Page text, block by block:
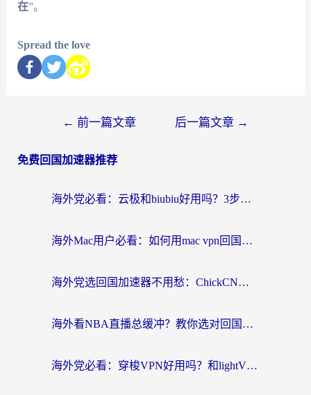
在”。
Spread the love
← 前一篇文章 后一篇文章 →
免费回国加速器推荐
海外党必看：云极和biubiu好用吗？3步选对回国加速器，无缝刷国内剧玩手游
海外Mac用户必看：如何用mac vpn回国实现无缝刷国内剧玩国服？
海外党选回国加速器不用愁：ChickCN和SpeedCN好用吗？实测对比+避坑指南
海外看NBA直播总缓冲？教你选对回国加速器，无缝看球还能刷国内剧
海外党必看：穿梭VPN好用吗？和lightVPN对比哪个回国效果更好？附真实体验与选择指南